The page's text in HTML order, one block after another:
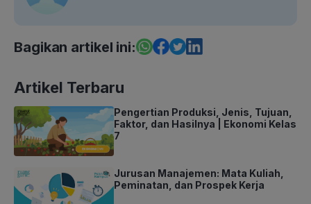
Bagikan artikel ini:
Artikel Terbaru
Pengertian Produksi, Jenis, Tujuan,
Faktor, dan Hasilnya | Ekonomi Kelas
7
Jurusan Manajemen: Mata Kuliah,
Peminatan, dan Prospek Kerja